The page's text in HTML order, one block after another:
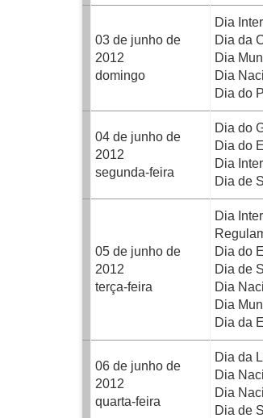
03 de junho de
2012
domingo
Dia
Dia da
Dia
Dia
Dia do
04 de junho de
2012
segunda-feira
Dia do
Dia do
Dia
Dia de
05 de junho de
2012
terça-feira
Dia
Dia do
Dia de
Dia
Dia
Dia da
06 de junho de
2012
quarta-feira
Dia da
Dia
Dia
Dia de